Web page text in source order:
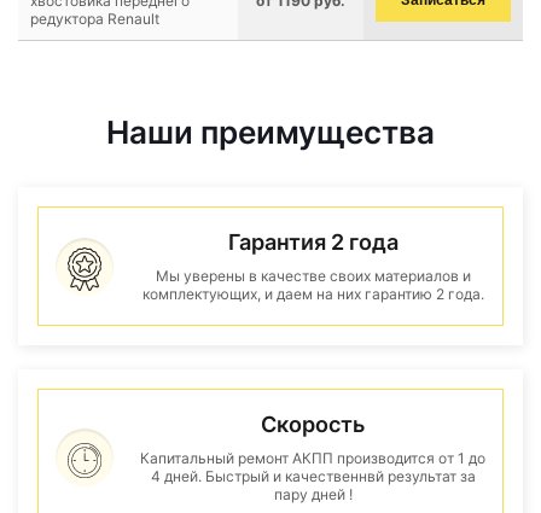
редуктора Renault
Наши преимущества
Гарантия 2 года
Мы уверены в качестве своих материалов и
комплектующих, и даем на них гарантию 2 года.
Скорость
Капитальный ремонт АКПП производится от 1 до
4 дней. Быстрый и качественнвй результат за
пару дней !